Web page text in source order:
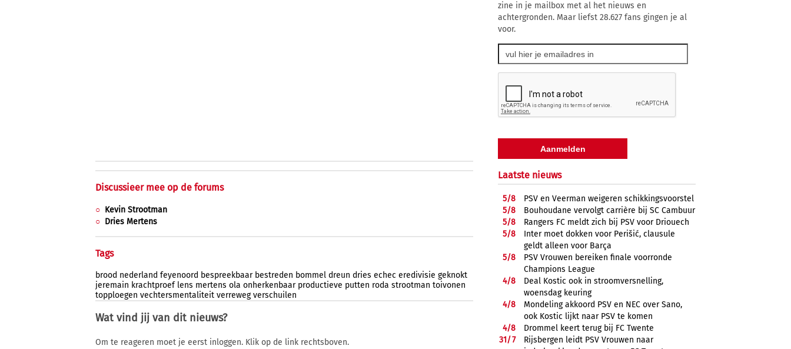
Discussieer mee op de forums
Kevin Strootman
Dries Mertens
Tags
brood nederland feyenoord bespreekbaar bestreden bommel dreun dries echec eredivisie geknokt
jeremain krachtproef lens mertens ola onherkenbaar productieve putten roda strootman toivonen
topploegen vechtersmentaliteit verreweg verschuilen
Wat vind jij van dit nieuws?
Om te reageren moet je eerst inloggen. Klik op de link rechtsboven.
zine in je mailbox met al het nieuws en
achtergronden. Maar liefst 28.627 fans gingen je al
voor.
Laatste nieuws
5/8
PSV en Veerman weigeren schikkingsvoorstel
5/8
Bouhoudane vervolgt carrière bij SC Cambuur
5/8
Rangers FC meldt zich bij PSV voor Driouech
5/8
Inter moet dokken voor Perišić, clausule
geldt alleen voor Barça
5/8
PSV Vrouwen bereiken finale voorronde
Champions League
4/8
Deal Kostic ook in stroomversnelling,
woensdag keuring
4/8
Mondeling akkoord PSV en NEC over Sano,
ook Kostic lijkt naar PSV te komen
4/8
Drommel keert terug bij FC Twente
31/7
Rijsbergen leidt PSV Vrouwen naar